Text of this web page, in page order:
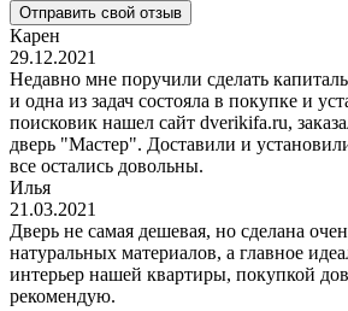
Отправить свой отзыв
Карен
29.12.2021
Недавно мне поручили сделать
и одна из задач состояла в покупке и
поисковик нашел сайт dverikifa.ru,
дверь "Мастер". Доставили и
все остались довольны.
Илья
21.03.2021
Дверь не самая дешевая, но сделана
натуральных материалов, а главное
интерьер нашей квартиры, покупкой
рекомендую.